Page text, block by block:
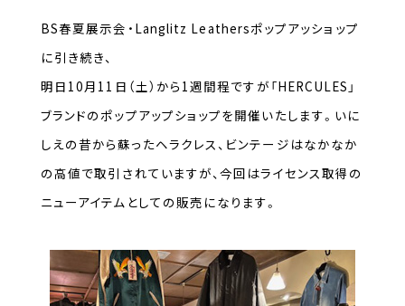
BS春夏展示会・Langlitz Leathersポップアッショップ
に引き続き、
明日10月11日（土）から1週間程ですが「HERCULES」
ブランドのポップアップショップを開催いたします。いに
しえの昔から蘇ったヘラクレス、ビンテージはなかなか
の高値で取引されていますが、今回はライセンス取得の
ニューアイテムとしての販売になります。